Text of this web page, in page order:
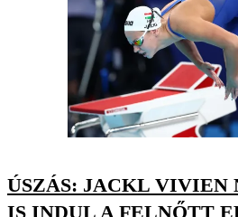
ÚSZÁS: JACKL VIVIEN
IS INDUL A FELNŐTT